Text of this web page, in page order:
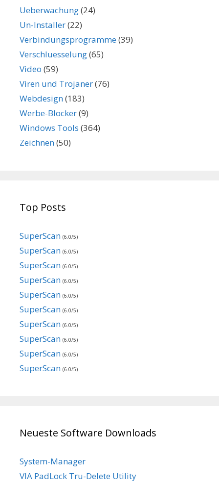
Ueberwachung(24)
Un-Installer(22)
Verbindungsprogramme(39)
Verschluesselung(65)
Video (59)
Viren und Trojaner(76)
Webdesign(183)
Werbe-Blocker(9)
Windows Tools (364)
Zeichnen(50)
Top Posts
SuperScan (6.0/5)
SuperScan (6.0/5)
SuperScan (6.0/5)
SuperScan (6.0/5)
SuperScan (6.0/5)
SuperScan (6.0/5)
SuperScan (6.0/5)
SuperScan (6.0/5)
SuperScan (6.0/5)
SuperScan (6.0/5)
Neueste Software Downloads
System-Manager
VIA PadLock Tru-Delete Utility